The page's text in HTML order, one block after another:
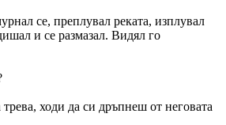
се, преплувал реката, изплувал
и се размазал. Видял го
ходи да си дръпнеш от неговата